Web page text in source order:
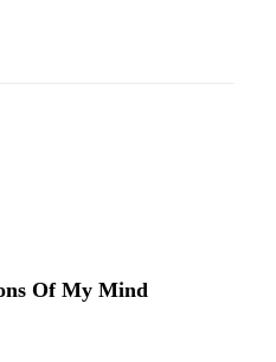
Of My Mind